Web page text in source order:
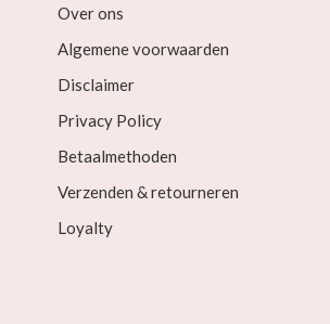
Over ons
Algemene voorwaarden
Disclaimer
Privacy Policy
Betaalmethoden
Verzenden & retourneren
Loyalty